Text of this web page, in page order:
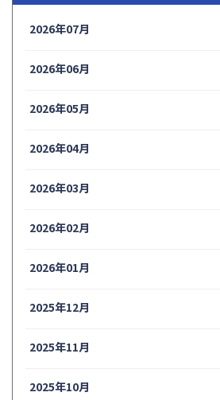
2026年07月
2026年06月
2026年05月
2026年04月
2026年03月
2026年02月
2026年01月
2025年12月
2025年11月
2025年10月